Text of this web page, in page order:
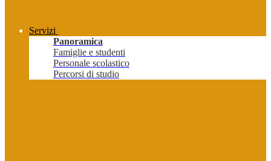
Servizi
Panoramica
Famiglie e studenti
Personale scolastico
Percorsi di studio